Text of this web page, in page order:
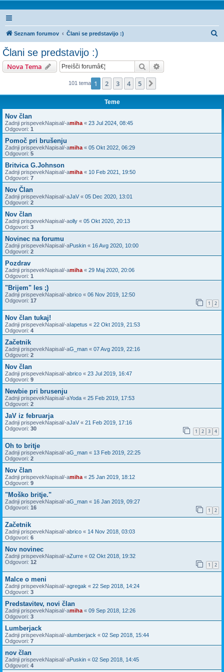
Seznam forumov Člani se predstavijo :)
Člani se predstavijo :)
Nova Tema Iskanje
101 tema 1 2 3 4 5
Teme
Nov član
Zadnji prispevekNapisal/-amiha « 23 Jul 2024, 08:45
Odgovori: 1
Pomoč pri brušenju
Zadnji prispevekNapisal/-amiha « 05 Okt 2022, 06:29
Odgovori: 5
Britvica G.Johnson
Zadnji prispevekNapisal/-amiha « 10 Feb 2021, 19:50
Odgovori: 7
Nov Član
Zadnji prispevekNapisal/-aJaV « 05 Dec 2020, 13:01
Odgovori: 2
Nov član
Zadnji prispevekNapisal/-aolly « 05 Okt 2020, 20:13
Odgovori: 3
Novinec na forumu
Zadnji prispevekNapisal/-aPuskin « 16 Avg 2020, 10:00
Odgovori: 2
Pozdrav
Zadnji prispevekNapisal/-amiha « 29 Maj 2020, 20:06
Odgovori: 1
"Brijem" les ;)
Zadnji prispevekNapisal/-abrico « 06 Nov 2019, 12:50
Odgovori: 17 1 2
Nov član tukaj!
Zadnji prispevekNapisal/-aIapetus « 22 Okt 2019, 21:53
Odgovori: 4
Začetnik
Zadnji prispevekNapisal/-aG_man « 07 Avg 2019, 22:16
Odgovori: 2
Nov član
Zadnji prispevekNapisal/-abrico « 23 Jul 2019, 16:47
Odgovori: 9
Newbie pri brusenju
Zadnji prispevekNapisal/-aYoda « 25 Feb 2019, 17:53
Odgovori: 2
JaV iz februarja
Zadnji prispevekNapisal/-aJaV « 21 Feb 2019, 17:16
Odgovori: 30 1 2 3 4
Oh to britje
Zadnji prispevekNapisal/-aG_man « 13 Feb 2019, 22:25
Odgovori: 2
Nov član
Zadnji prispevekNapisal/-amiha « 25 Jan 2019, 18:12
Odgovori: 9
"Moško britje."
Zadnji prispevekNapisal/-aG_man « 16 Jan 2019, 09:27
Odgovori: 16 1 2
Začetnik
Zadnji prispevekNapisal/-abrico « 14 Nov 2018, 03:03
Odgovori: 6
Nov novinec
Zadnji prispevekNapisal/-aZurre « 02 Okt 2018, 19:32
Odgovori: 12 1 2
Malce o meni
Zadnji prispevekNapisal/-agregak « 22 Sep 2018, 14:24
Odgovori: 3
Predstavitev, novi član
Zadnji prispevekNapisal/-amiha « 09 Sep 2018, 12:26
Odgovori: 3
Lumberjack
Zadnji prispevekNapisal/-alumberjack « 02 Sep 2018, 15:44
Odgovori: 7
nov član
Zadnji prispevekNapisal/-aPuskin « 02 Sep 2018, 14:45
Odgovori: 4